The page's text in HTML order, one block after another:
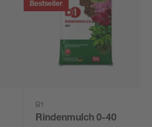
Bestseller
B1
Rindenmulch 0-40